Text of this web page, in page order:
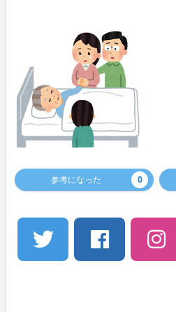
参考になった 0